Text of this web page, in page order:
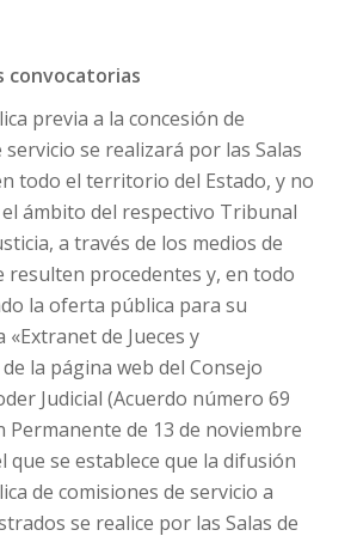
convocatorias
previa a la concesión de
se realizará por las Salas
todo el territorio del Estado, y no
ámbito del respectivo Tribunal
a través de los medios de
resulten procedentes y, en todo
la oferta pública para su
«Extranet de Jueces y
la página web del Consejo
Judicial (Acuerdo número 69
Permanente de 13 de noviembre
que se establece que la difusión
de comisiones de servicio a
se realice por las Salas de